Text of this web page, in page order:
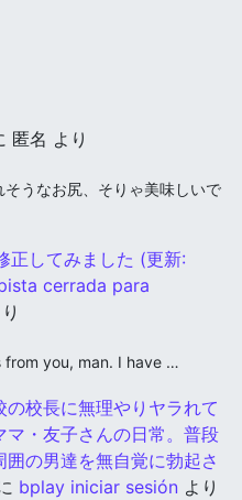
匿名 より
そうなお尻、そりゃ美味しいで
正してみました (更新:
cerrada para
you, man. I have …
の校長に無理やりヤラれて
マ・友子さんの日常。普段
の男達を無自覚に勃起さ
bplay iniciar sesión より